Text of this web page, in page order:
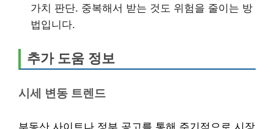
가치 판단. 중복해서 받는 것도 위험을 줄이는 방
법입니다.
추가 도움 정보
시세 변동 트렌드
부동산 사이트나 정부 공고를 통해 주기적으로 시장